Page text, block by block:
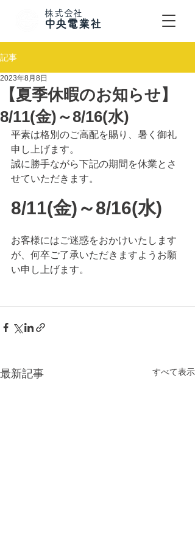
株式会社
​中央電業社
記事
【夏季休暇のお知らせ】
8/11(金)～8/16(水)
2023年8月8日
平素は格別のご高配を賜り、暑く御礼
申し上げます。
誠に勝手ながら下記の期間を休業とさ
せていただきます。
8/11(金)～8/16(水)
お客様にはご迷惑をおかけいたします
が、何卒ご了承いただきますようお願
い申し上げます。
最新記事 すべて表示